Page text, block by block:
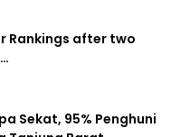
Rankings after two
Sekat, 95% Penghuni